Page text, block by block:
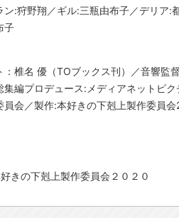
ン:狩野翔／ギル:三瓶由布子／デリ
子
：椎名 優（TOブックス刊）／音響
編プロデュース:メディアネットピ
会／製作:本好きの下剋上製作委員
きの下剋上製作委員会２０２０